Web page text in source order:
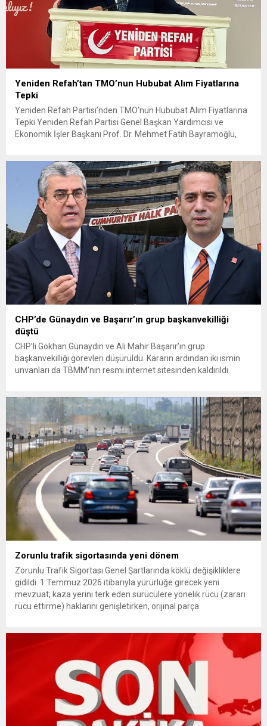
Yeniden Refah’tan TMO’nun Hububat Alım Fiyatlarına
Tepki
Yeniden Refah Partisi’nden TMO’nun Hububat Alım Fiyatlarına
Tepki Yeniden Refah Partisi Genel Başkan Yardımcısı ve
Ekonomik İşler Başkanı Prof. Dr. Mehmet Fatih Bayramoğlu,
fiyatların çiftçinin artan maliyetlerini karşılamaktan uzak
olduğunu savunarak fiyatların yeniden değerlendirilmesi
çağrısında...
CHP’de Günaydın ve Başarır’ın grup başkanvekilliği
düştü
CHP’li Gökhan Günaydın ve Ali Mahir Başarır’ın grup
başkanvekilliği görevleri düşürüldü. Kararın ardından iki ismin
unvanları da TBMM’nin resmi internet sitesinden kaldırıldı.
çıkarma cezası uygulanmak üzere Yüksek Disiplin Kurulu’na
(YDK) sevk edilen ve partideki tüm görevlerinden...
Zorunlu trafik sigortasında yeni dönem
Zorunlu Trafik Sigortası Genel Şartlarında köklü değişikliklere
gidildi. 1 Temmuz 2026 itibarıyla yürürlüğe girecek yeni
mevzuat; kaza yerini terk eden sürücülere yönelik rücu (zararı
rücu ettirme) haklarını genişletirken, orijinal parça
getiriyor. Hazine Müsteşarlığına bağlı ilgili kurumlarca...